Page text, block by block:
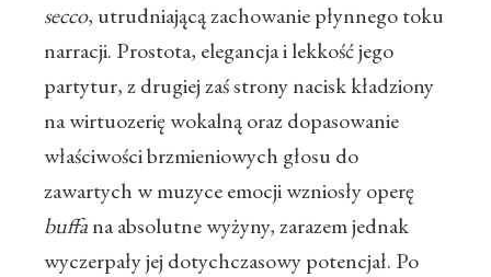
secco, utrudniającą zachowanie płynnego toku
narracji. Prostota, elegancja i lekkość jego
partytur, z drugiej zaś strony nacisk kładziony
na wirtuozerię wokalną oraz dopasowanie
właściwości brzmieniowych głosu do
zawartych w muzyce emocji wzniosły operę
buffana absolutne wyżyny, zarazem jednak
wyczerpały jej dotychczasowy potencjał. Po